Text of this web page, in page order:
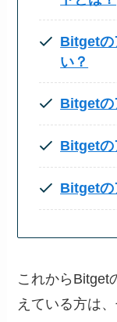
Bitgetの
い？
Bitgetの
Bitgetの
Bitgetの
これからBitget
えている方は